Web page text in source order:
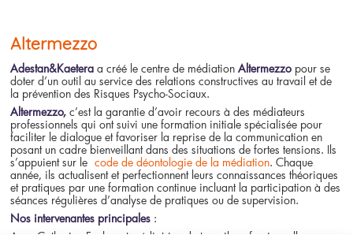
Altermezzo
Adestan&Kaetera a créé le centre de médiation Altermezzo pour se
doter d’un outil au service des relations constructives au travail et de
la prévention des Risques Psycho-Sociaux.
Altermezzo, c’est la garantie d’avoir recours à des médiateurs
professionnels qui ont suivi une formation initiale spécialisée pour
faciliter le dialogue et favoriser la reprise de la communication en
posant un cadre bienveillant dans des situations de fortes tensions. Ils
s’appuient sur le code de déontologie de la médiation. Chaque
année, ils actualisent et perfectionnent leurs connaissances théoriques
et pratiques par une formation continue incluant la participation à des
séances régulières d’analyse de pratiques ou de supervision.
Nos intervenantes principales :